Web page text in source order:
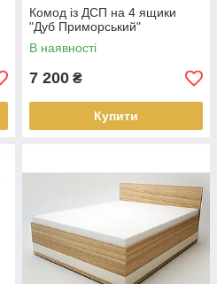
Комод із ДСП на 4 ящики
"Дуб Приморський"
В наявності
7 200 ₴
Купити